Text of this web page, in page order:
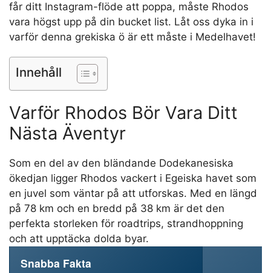
får ditt Instagram-flöde att poppa, måste Rhodos
vara högst upp på din bucket list. Låt oss dyka in i
varför denna grekiska ö är ett måste i Medelhavet!
Innehåll
Varför Rhodos Bör Vara Ditt
Nästa Äventyr
Som en del av den bländande Dodekanesiska
ökedjan ligger Rhodos vackert i Egeiska havet som
en juvel som väntar på att utforskas. Med en längd
på 78 km och en bredd på 38 km är det den
perfekta storleken för roadtrips, strandhoppning
och att upptäcka dolda byar.
Snabba Fakta